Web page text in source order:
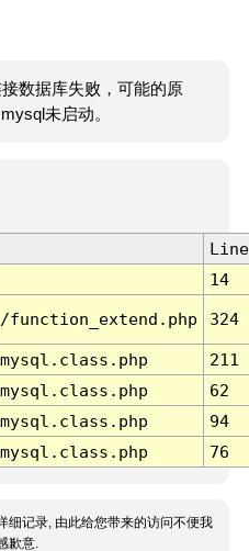
数据库失败，可能的原
未启动。
Line
14
324
211
62
94
76
细记录, 由此给您带来的访问不便我
歉意.